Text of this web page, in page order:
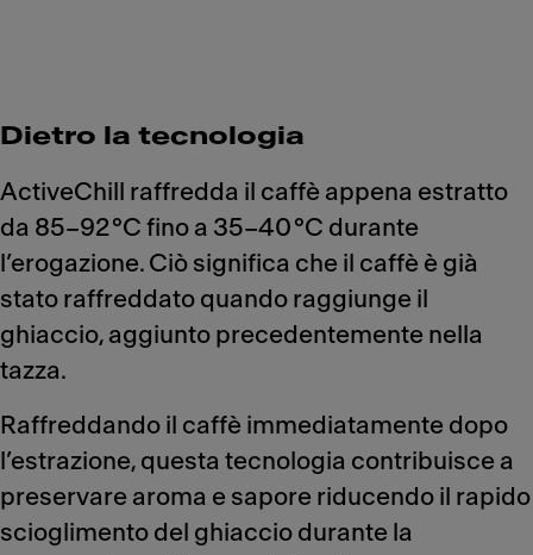
Dietro la tecnologia
ActiveChill raffredda il caffè appena estratto
da 85–92 °C fino a 35–40 °C durante
l’erogazione. Ciò significa che il caffè è già
stato raffreddato quando raggiunge il
ghiaccio, aggiunto precedentemente nella
tazza.
Raffreddando il caffè immediatamente dopo
l’estrazione, questa tecnologia contribuisce a
preservare aroma e sapore riducendo il rapido
scioglimento del ghiaccio durante la